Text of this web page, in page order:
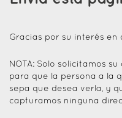
Gracias por su interés en
NOTA: Solo solicitamos
para que la persona a la
sepa que desea verla, y
capturamos ninguna